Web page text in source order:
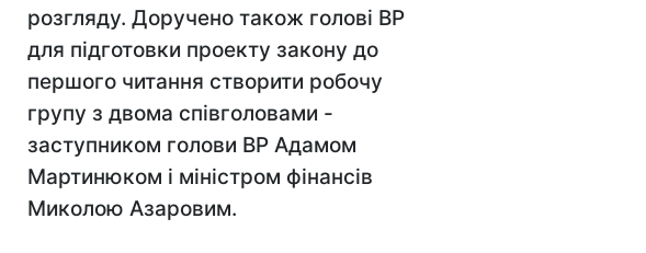
розгляду. Доручено також голові ВР
для підготовки проекту закону до
першого читання створити робочу
групу з двома співголовами -
заступником голови ВР Адамом
Мартинюком і міністром фінансів
Миколою Азаровим.